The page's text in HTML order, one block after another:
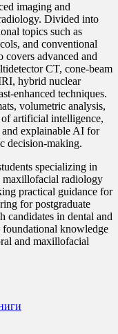
imaging and
Divided into
topics such as
and conventional
covers advanced and
CT, cone-beam
hybrid nuclear
enhanced techniques.
volumetric analysis,
artificial intelligence,
explainable AI for
decision-making.
specializing in
maxillofacial radiology
practical guidance for
for postgraduate
candidates in dental and
knowledge
and maxillofacial